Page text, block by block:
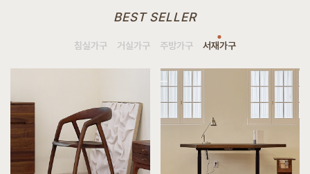
BEST SELLER
침실가구 거실가구 주방가구 서재가구